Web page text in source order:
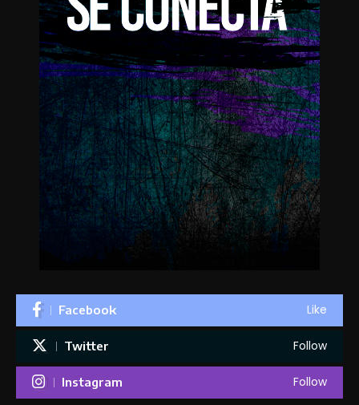
Facebook Like
Twitter Follow
Instagram Follow